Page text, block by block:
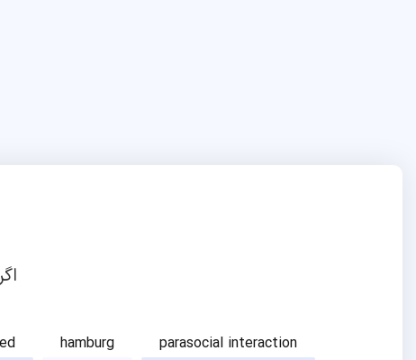
hamburg
parasocial interaction